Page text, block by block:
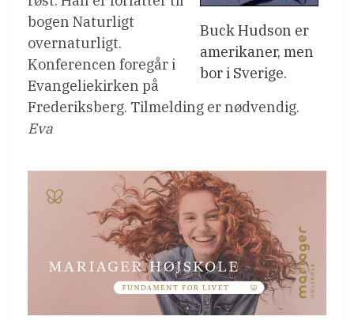
Buck Hudson er
amerikaner, men
bor i Sverige.
bogen Naturligt
overnaturligt.
Konferencen foregår i
Evangeliekirken på
Frederiksberg. Tilmelding er nødvendig.
Eva